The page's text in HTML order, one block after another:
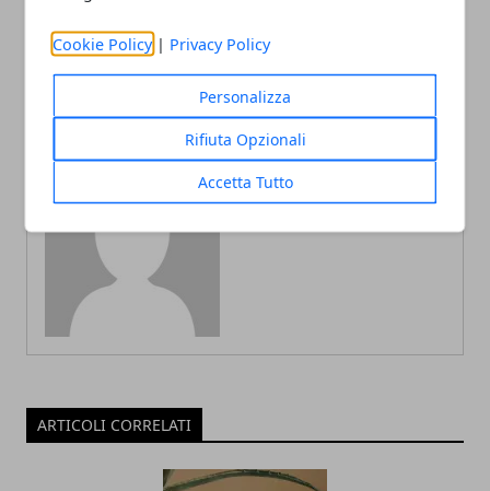
Cookie Policy | Privacy Policy
Personalizza
Rifiuta Opzionali
Accetta Tutto
donna
ARTICOLI CORRELATI